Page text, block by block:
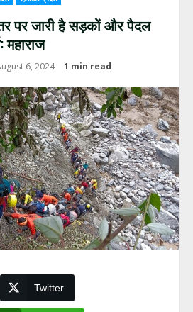
पर जारी है सड़कों और पैदल
महाराज
6, 2024 1 min read
Twitter